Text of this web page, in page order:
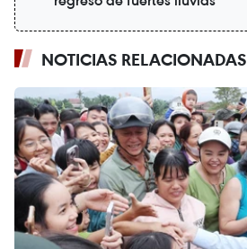
NOTICIAS RELACIONADAS